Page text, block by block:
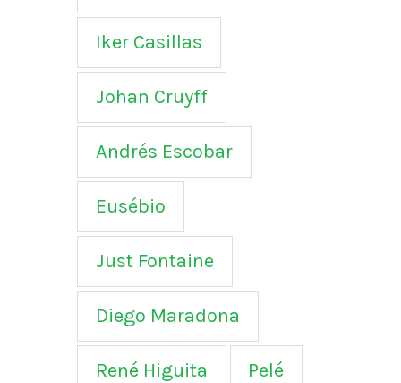
Iker Casillas
Johan Cruyff
Andrés Escobar
Eusébio
Just Fontaine
Diego Maradona
René Higuita Pelé